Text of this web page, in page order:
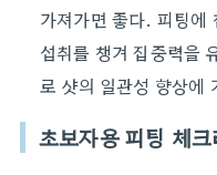
가져가면 좋다. 피팅에
섭취를 챙겨 집중력을
로 샷의 일관성 향상에
초보자용 피팅 체